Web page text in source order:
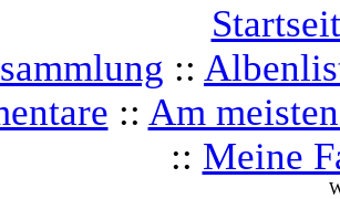
::
:: Am
:: Meine